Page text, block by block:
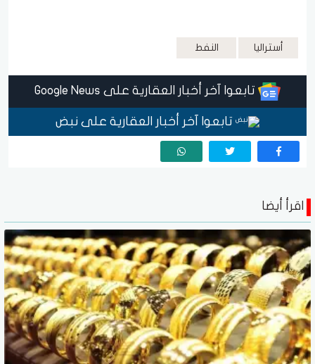
أستراليا النفط
تابعوا آخر أخبار العقارية على Google News
تابعوا آخر أخبار العقارية على نبض
اقرأ أيضا